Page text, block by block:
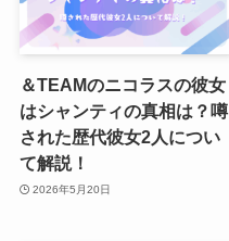
＆TEAMのニコラスの彼女
はシャンティの真相は？噂
された歴代彼女2人につい
て解説！
2026年5月20日